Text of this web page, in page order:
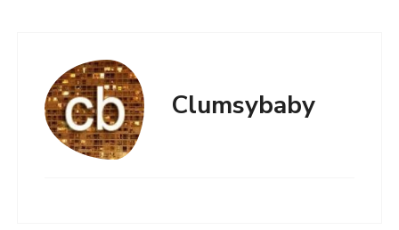
Clumsybaby